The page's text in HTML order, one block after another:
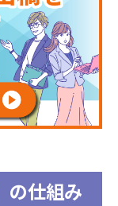
の仕組み